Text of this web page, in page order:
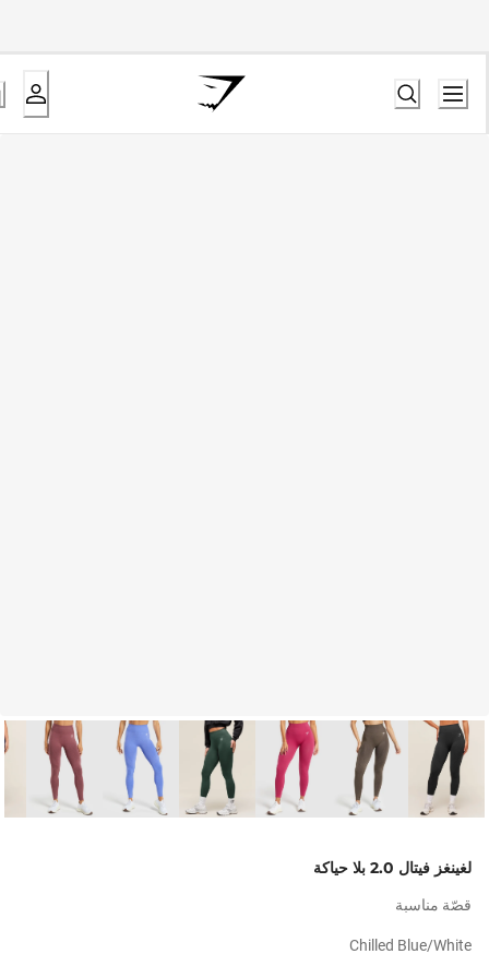
لغينغز فيتال 2.0 بلا حياكة
قصّة مناسبة
Chilled Blue/white